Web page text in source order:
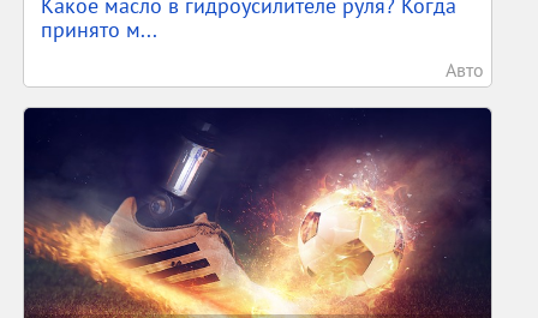
принято м...
Авто